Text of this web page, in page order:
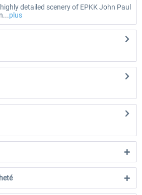
detailed scenery of EPKK John Paul
plus